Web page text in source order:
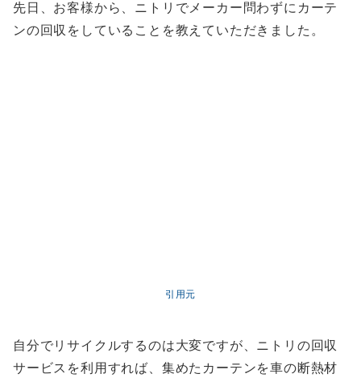
先日、お客様から、ニトリでメーカー問わずにカーテ
ンの回収をしていることを教えていただきました。
引用元
自分でリサイクルするのは大変ですが、ニトリの回収
サービスを利用すれば、集めたカーテンを車の断熱材